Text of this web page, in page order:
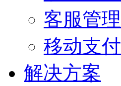
客服管理
移动支付
解决方案